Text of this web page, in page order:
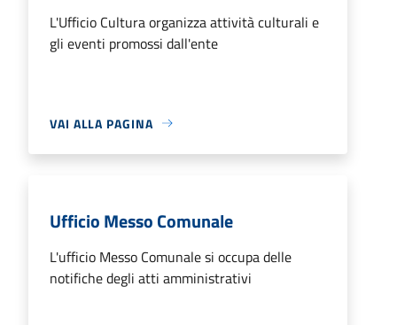
L'Ufficio Cultura organizza attività culturali e
gli eventi promossi dall'ente
VAI ALLA PAGINA
Ufficio Messo Comunale
L'ufficio Messo Comunale si occupa delle
notifiche degli atti amministrativi